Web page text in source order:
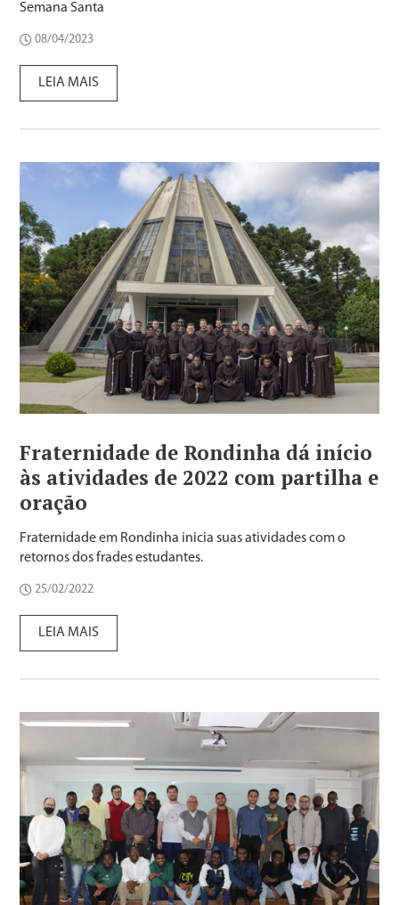
Semana Santa
08/04/2023
LEIA MAIS
Fraternidade de Rondinha dá início
às atividades de 2022 com partilha e
oração
Fraternidade em Rondinha inicia suas atividades com o
retornos dos frades estudantes.
25/02/2022
LEIA MAIS